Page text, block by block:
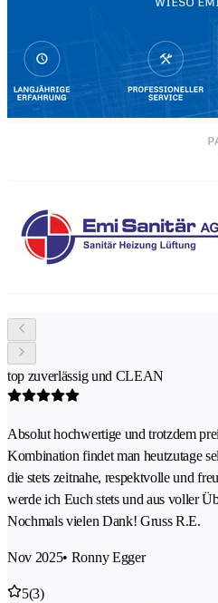
top zuverlässig und CLEAN
Absolut hochwertige und trotzdem
Kombination findet man heutzutage
die stets zeitnahe, respektvolle und
werde ich Euch stets und aus voller
Nochmals vielen Dank! Gruss R.E.
Nov 2025• Ronny Egger
5(3)